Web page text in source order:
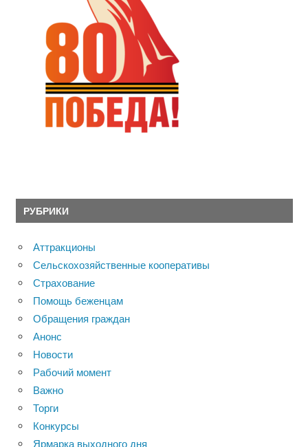
РУБРИКИ
Аттракционы
Сельскохозяйственные кооперативы
Страхование
Помощь беженцам
Обращения граждан
Анонс
Новости
Рабочий момент
Важно
Торги
Конкурсы
Ярмарка выходного дня